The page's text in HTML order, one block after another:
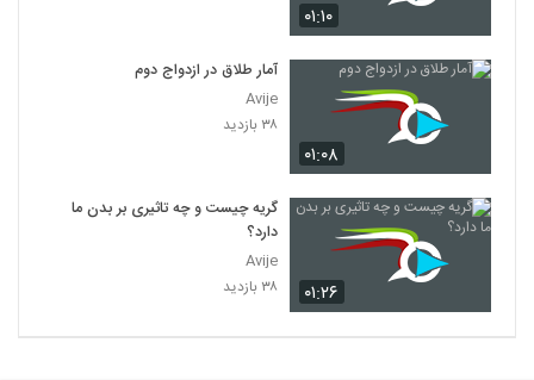
۰۱:۱۰
۰۱:۰۸
آمار طلاق در ازدواج دوم
Avije
۳۸ بازدید
۰۱:۲۶
گریه چیست و چه تاثیری بر بدن ما
دارد؟
Avije
۳۸ بازدید